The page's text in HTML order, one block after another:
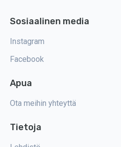
Sosiaalinen media
Instagram
Facebook
Apua
Ota meihin yhteyttä
Tietoja